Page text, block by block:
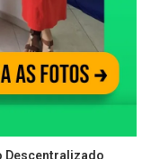
Descentralizado